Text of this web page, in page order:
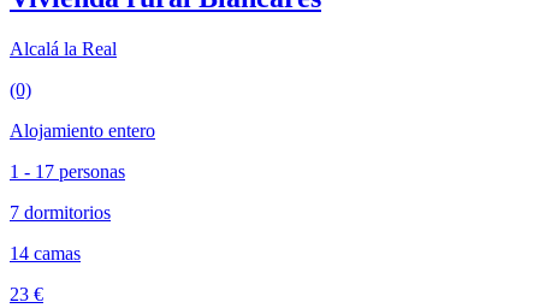
Alcalá la Real
(0)
Alojamiento entero
1 - 17 personas
7 dormitorios
14 camas
23 €